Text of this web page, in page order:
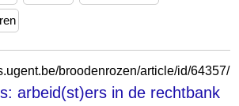
broodenrozen/article/id/64357/
arbeid(st)ers in de rechtbank